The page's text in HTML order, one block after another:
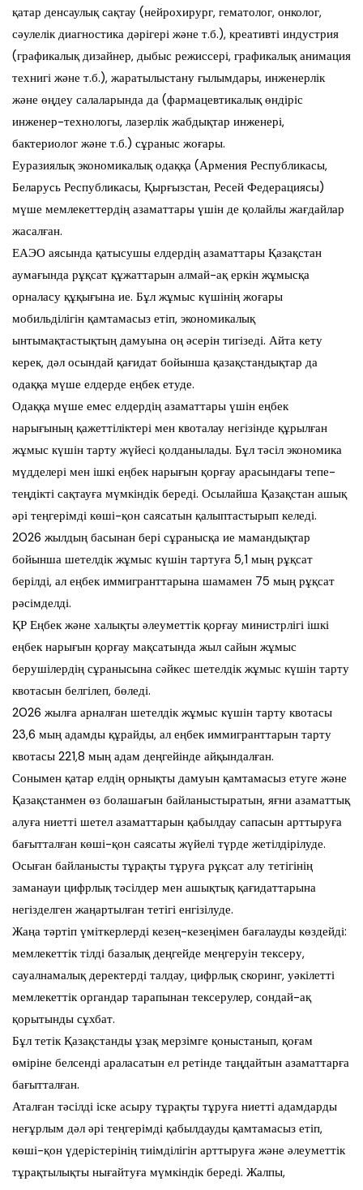
қатар денсаулық сақтау (нейрохирург, гематолог, онколог,
сәулелік диагностика дәрігері және т.б.), креативті индустрия
(графикалық дизайнер, дыбыс режиссері, графикалық анимация
технигі және т.б.), жаратылыстану ғылымдары, инженерлік
және өңдеу салаларында да (фармацевтикалық өндіріс
инженер-технологы, лазерлік жабдықтар инженері,
бактериолог және т.б.) сұраныс жоғары.
Еуразиялық экономикалық одаққа (Армения Республикасы,
Беларусь Республикасы, Қырғызстан, Ресей Федерациясы)
мүше мемлекеттердің азаматтары үшін де қолайлы жағдайлар
жасалған.
ЕАЭО аясында қатысушы елдердің азаматтары Қазақстан
аумағында рұқсат құжаттарын алмай-ақ еркін жұмысқа
орналасу құқығына ие. Бұл жұмыс күшінің жоғары
мобильділігін қамтамасыз етіп, экономикалық
ынтымақтастықтың дамуына оң әсерін тигізеді. Айта кету
керек, дәл осындай қағидат бойынша қазақстандықтар да
одаққа мүше елдерде еңбек етуде.
Одаққа мүше емес елдердің азаматтары үшін еңбек
нарығының қажеттіліктері мен квоталау негізінде құрылған
жұмыс күшін тарту жүйесі қолданылады. Бұл тәсіл экономика
мүдделері мен ішкі еңбек нарығын қорғау арасындағы тепе-
теңдікті сақтауға мүмкіндік береді. Осылайша Қазақстан ашық
әрі теңгерімді көші-қон саясатын қалыптастырып келеді.
2026 жылдың басынан бері сұранысқа ие мамандықтар
бойынша шетелдік жұмыс күшін тартуға 5,1 мың рұқсат
берілді, ал еңбек иммигранттарына шамамен 75 мың рұқсат
рәсімделді.
ҚР Еңбек және халықты әлеуметтік қорғау министрлігі ішкі
еңбек нарығын қорғау мақсатында жыл сайын жұмыс
берушілердің сұранысына сәйкес шетелдік жұмыс күшін тарту
квотасын белгілеп, бөледі.
2026 жылға арналған шетелдік жұмыс күшін тарту квотасы
23,6 мың адамды құрайды, ал еңбек иммигранттарын тарту
квотасы 221,8 мың адам деңгейінде айқындалған.
Сонымен қатар елдің орнықты дамуын қамтамасыз етуге және
Қазақстанмен өз болашағын байланыстыратын, яғни азаматтық
алуға ниетті шетел азаматтарын қабылдау сапасын арттыруға
бағытталған көші-қон саясаты жүйелі түрде жетілдірілуде.
Осыған байланысты тұрақты тұруға рұқсат алу тетігінің
заманауи цифрлық тәсілдер мен ашықтық қағидаттарына
негізделген жаңартылған тетігі енгізілуде.
Жаңа тәртіп үміткерлерді кезең-кезеңімен бағалауды көздейді:
мемлекеттік тілді базалық деңгейде меңгеруін тексеру,
сауалнамалық деректерді талдау, цифрлық скоринг, уәкілетті
мемлекеттік органдар тарапынан тексерулер, сондай-ақ
қорытынды сұхбат.
Бұл тетік Қазақстанды ұзақ мерзімге қоныстанып, қоғам
өміріне белсенді араласатын ел ретінде таңдайтын азаматтарға
бағытталған.
Аталған тәсілді іске асыру тұрақты тұруға ниетті адамдарды
неғұрлым дәл әрі теңгерімді қабылдауды қамтамасыз етіп,
көші-қон үдерістерінің тиімділігін арттыруға және әлеуметтік
тұрақтылықты нығайтуға мүмкіндік береді. Жалпы,